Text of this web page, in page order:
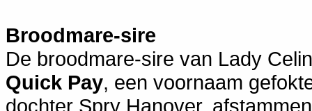
Broodmare-sire
De broodmare-sire van Lady
Quick Pay, een voornaam
dochter Spry Hanover,